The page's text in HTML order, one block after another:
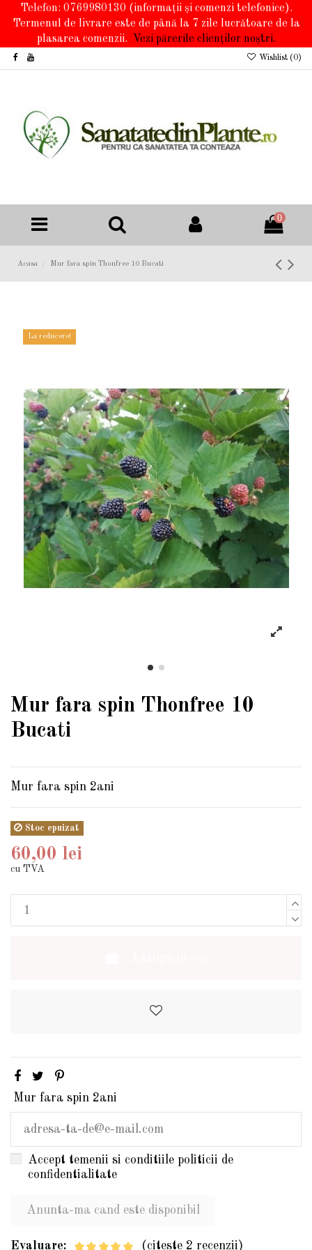
Telefon: 0769980130 (informații și comenzi telefonice).
Termenul de livrare este de până la 7 zile lucrătoare de la
plasarea comenzii.
Vezi părerile clienților noștri.
Wishlist (0)
0
Acasa Mur fara spin Thonfree 10 Bucati
La reducere!
Mur fara spin Thonfree 10
Bucati
Mur fara spin 2ani
Stoc epuizat
60,00 lei
cu TVA
Mur fara spin 2ani
Accept temenii si conditiile politicii de
confidentialitate
Evaluare: (citeste 2 recenzii)